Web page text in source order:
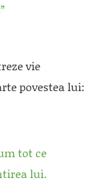
vie
povestea lui:
tot ce
lui.